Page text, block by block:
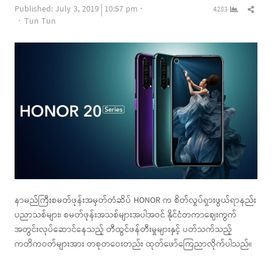
Published:July 3, 2019 10:57 pm
Author
Tun Tun
4283
နာမည်ကြီးစမတ်ဖုန်းအမှတ်တံဆိပ် HONOR က စိတ်လှုပ်ရှားဖွယ်ရာနည်း
ပညာသစ်များ၊ စမတ်ဖုန်းအသစ်များအပါအဝင် နိုင်ငံတကာဈေးကွက်
အတွင်းလုပ်ဆောင်နေသည့် တီထွင်ဖန်တီးမှုများနှင့် ပတ်သက်သည့်
ကတိကဝတ်များအား တစုတဝေးတည်း ထုတ်ဖော်ကြေညာလိုက်ပါသည်။